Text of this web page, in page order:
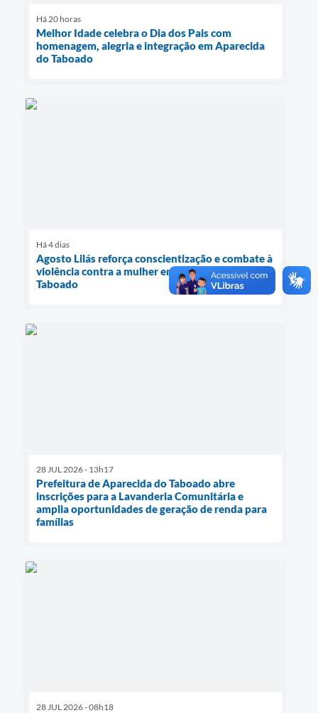
Há 20 horas
Melhor Idade celebra o Dia dos Pais com
homenagem, alegria e integração em Aparecida
do Taboado
Há 4 dias
Agosto Lilás reforça conscientização e combate à
violência contra a mulher em Aparecida do
Taboado
28 JUL 2026 - 13h17
Prefeitura de Aparecida do Taboado abre
inscrições para a Lavanderia Comunitária e
amplia oportunidades de geração de renda para
famílias
28 JUL 2026 - 08h18